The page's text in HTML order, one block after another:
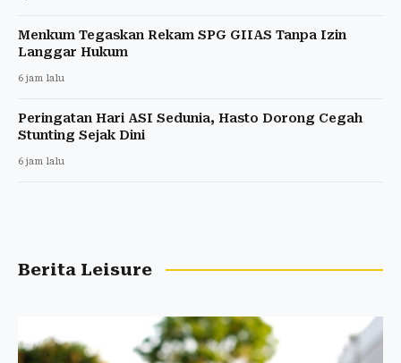
Menkum Tegaskan Rekam SPG GIIAS Tanpa Izin
Langgar Hukum
6 jam lalu
Peringatan Hari ASI Sedunia, Hasto Dorong Cegah
Stunting Sejak Dini
6 jam lalu
Berita Leisure